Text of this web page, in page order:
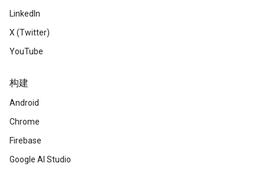
LinkedIn
X (Twitter)
YouTube
构建
Android
Chrome
Firebase
Google AI Studio